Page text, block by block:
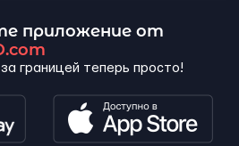
приложение от
границей теперь просто!